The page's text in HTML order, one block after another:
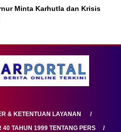
Minta Karhutla dan Krisis
& KETENTUAN LAYANAN
40 TAHUN 1999 TENTANG PERS